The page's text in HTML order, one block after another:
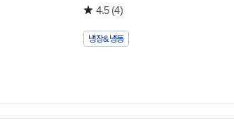
4.5 (4)
냉장&냉동